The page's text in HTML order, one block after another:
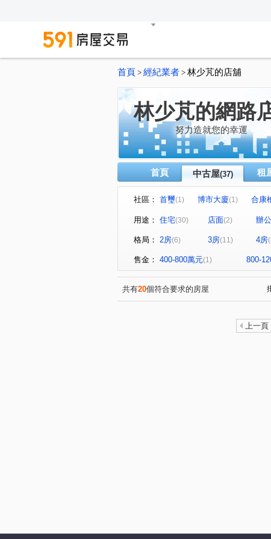
首頁 > 經紀業者 > 林少芃的店舖
林少芃的網路
努力造就您的幸運
首頁 中古屋(37) 租
社區： 首璽(1) 博市大廈(1) 合康
羅浮宮廷 中
國王之森 中悅環球企業總
定泰翫寶(1) (1)
中埔一街(1) 南平路(1) 民
莊敬路一段(2)
五福二街(1) 正光路(1) 愛
新埔
用途： 住宅(30) 店面(2) 辦公
格局： 2房(6) 3房(11) 4房
售金： 400-800萬元(1) 800-
共有20個符合要求的房屋
上一頁